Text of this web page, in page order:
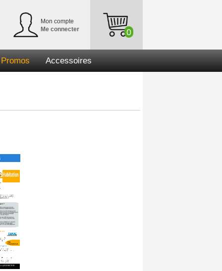
Mon compte
Me connecter
0
Promos Accessoires